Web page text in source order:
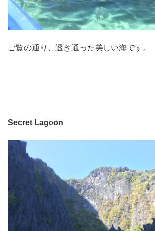
ご覧の通り、透き通った美しい海です。
Secret Lagoon